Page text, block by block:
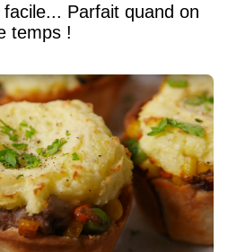
Parfait quand on
temps !